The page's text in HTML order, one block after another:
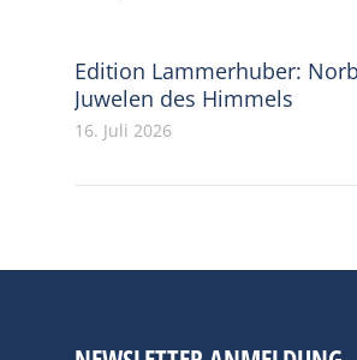
Edition Lammerhuber:
Juwelen des Himmels
16. Juli 2026